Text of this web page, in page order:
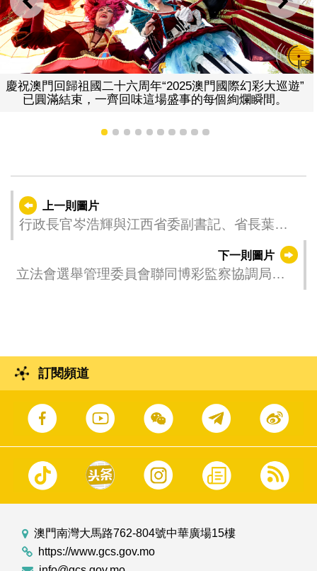
上一則 下一
慶祝澳門回歸祖國二十六周年“2025澳門國際幻彩大巡遊”
已圓滿結束，一齊回味這場盛事的每個絢爛瞬間。
1 2 3 4 5 6 7 8 9 10
上一則圖片
行政長官岑浩輝與江西省委副書記、省長葉建
下一則圖片
立法會選舉管理委員會聯同博彩監察協調局會
訂閱頻道
澳門南灣大馬路762-804號中華廣場15樓
https://www.gcs.gov.mo